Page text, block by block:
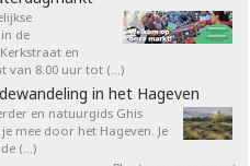
de
en
van 8.00 uur tot (…)
in het Hageven
en natuurgids Ghis
mee door het Hageven. Je
(…)